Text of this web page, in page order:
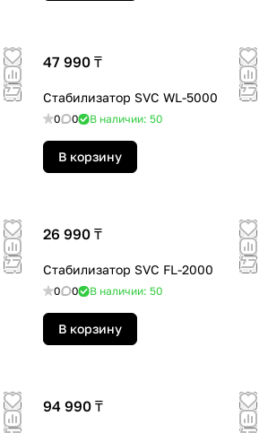
47 990 ₸
Стабилизатор SVC WL-5000
0 0 В наличии: 50
В корзину
26 990 ₸
Стабилизатор SVC FL-2000
0 0 В наличии: 50
В корзину
94 990 ₸